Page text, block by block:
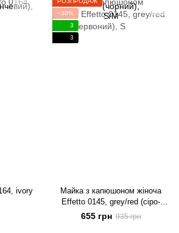
ivory
−30%
3
3
Майка з капюшоном жіноча
Effetto 0145, grey/red (сіро-
червоний), S
655 грн 935 грн